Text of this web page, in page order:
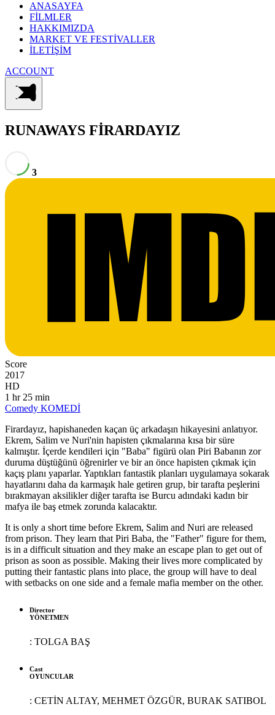
ANASAYFA
FİLMLER
HAKKIMIZDA
MARKET VE FESTİVALLER
İLETİŞİM
ACCOUNT
RUNAWAYS FİRARDAYIZ
3
Score
2017
HD
1 hr 25 min
Comedy KOMEDİ
Firardayız, hapishaneden kaçan üç arkadaşın hikayesini anlatıyor.
Ekrem, Salim ve Nuri'nin hapisten çıkmalarına kısa bir süre
kalmıştır. İçerde kendileri için "Baba" figürü olan Piri Babanın zor
duruma düştüğünü öğrenirler ve bir an önce hapisten çıkmak için
kaçış planı yaparlar. Yaptıkları fantastik planları uygulamaya sokarak
hayatlarını daha da karmaşık hale getiren grup, bir tarafta peşlerini
bırakmayan aksilikler diğer tarafta ise Burcu adındaki kadın bir
mafya ile baş etmek zorunda kalacaktır.
It is only a short time before Ekrem, Salim and Nuri are released
from prison. They learn that Piri Baba, the "Father" figure for them,
is in a difficult situation and they make an escape plan to get out of
prison as soon as possible. Making their lives more complicated by
putting their fantastic plans into place, the group will have to deal
with setbacks on one side and a female mafia member on the other.
Director
YÖNETMEN
: TOLGA BAŞ
Cast
OYUNCULAR
: CETİN ALTAY, MEHMET ÖZGÜR, BURAK SATIBOL